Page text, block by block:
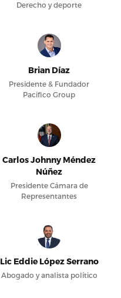
Derecho y deporte
Brian Díaz
Presidente & Fundador
Pacifico Group
Carlos Johnny Méndez
Núñez
Presidente Cámara de
Representantes
Lic Eddie López Serrano
Abogado y analista político